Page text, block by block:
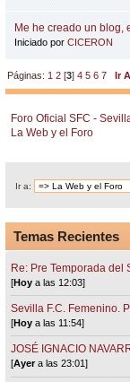
Me he creado un blog,
Iniciado por CICERON
Páginas: 1 2 [3]4 5 6 7 Ir
Foro Oficial SFC -
La Web y el Foro
Ir a:
Temas Recientes
Re: Pre Temporada del
[Hoy a las 12:03]
Sevilla F.C. Femenino.
[Hoy a las 11:54]
JOSÉ IGNACIO
[Ayera las 23:01]